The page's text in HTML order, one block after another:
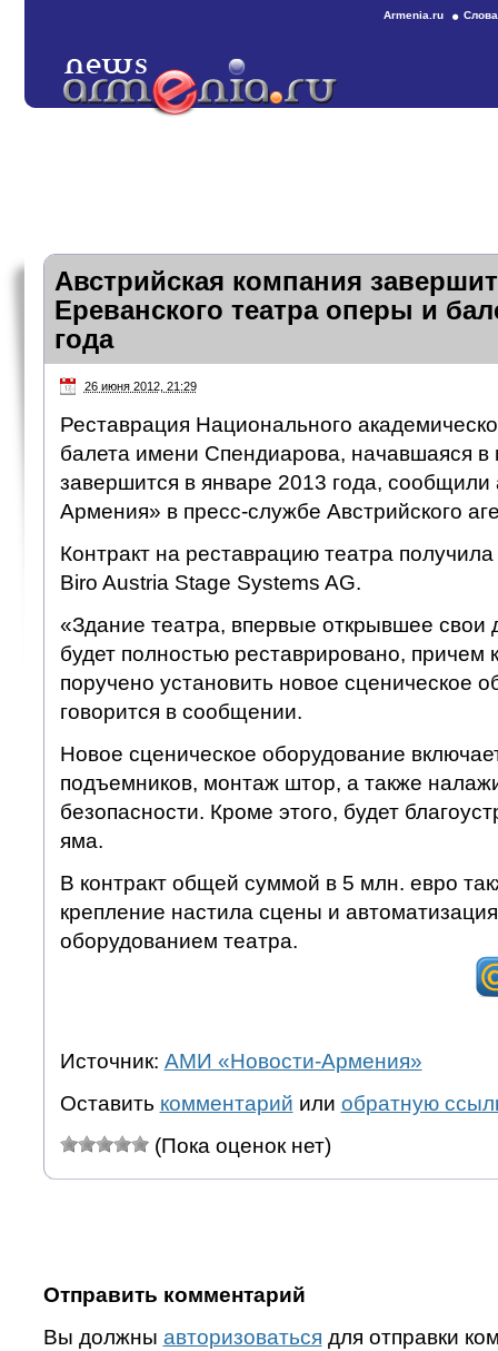
Armenia.ru
Австрийская компания
Ереванского театра оперы и
года
26 июня 2012, 21:29
Реставрация Национального
балета имени Спендиарова, начавшаяся в
завершится в январе 2013 года, сообщили
Армения» в пресс-службе Австрийского
Контракт на реставрацию театра
Biro Austria Stage Systems AG.
«Здание театра, впервые открывшее свои
будет полностью реставрировано, причем
поручено установить новое сценическое
говорится в сообщении.
Новое сценическое оборудование
подъемников, монтаж штор, а также
безопасности. Кроме этого, будет
яма.
В контракт общей суммой в 5 млн. евро
крепление настила сцены и
оборудованием театра.
Источник: АМИ «Новости-Армения»
Оставить комментарий или обратную
(Пока оценок нет)
Отправить комментарий
Вы должны авторизоваться для отправки